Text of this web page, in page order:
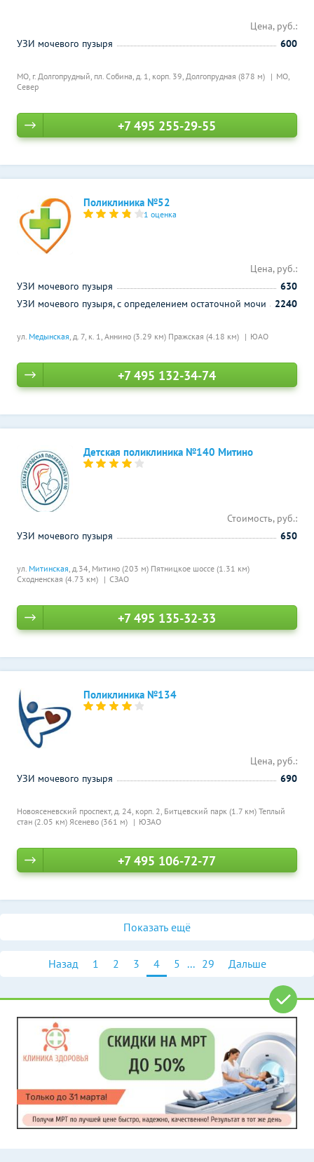
МО, г. Долгопрудный, пл. Собина, д. 1, корп. 39, Долгопрудная (878 м)
МО,
Север
Цена, руб.:
УЗИ мочевого пузыря
600
+7 495 255-29-55
Поликлиника №52
1 оценка
ул. Медынская, д. 7, к. 1, Аннино (3.29 км) Пражская (4.18 км) ЮАО
Цена, руб.:
УЗИ мочевого пузыря
630
УЗИ мочевого пузыря, с определением остаточной мочи
2240
+7 495 132-34-74
Детская поликлиника №140 Митино
ул. Митинская, д.34, Митино (203 м) Пятницкое шоссе (1.31 км)
Сходненская (4.73 км)
СЗАО
Стоимость, руб.:
УЗИ мочевого пузыря
650
+7 495 135-32-33
Поликлиника №134
Новоясеневский проспект, д. 24, корп. 2, Битцевский парк (1.7 км) Теплый
стан (2.05 км) Ясенево (361 м) ЮЗАО
Цена, руб.:
УЗИ мочевого пузыря
690
+7 495 106-72-77
Показать ещё
Назад 1 2 3 4 5 ... 29 Дальше